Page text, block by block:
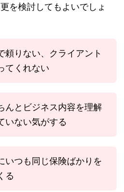
を検討してもよいでしょ
頼りない、クライアント
てくれない
んとビジネス内容を理解
いない気がする
いつも同じ保険ばかりを
る